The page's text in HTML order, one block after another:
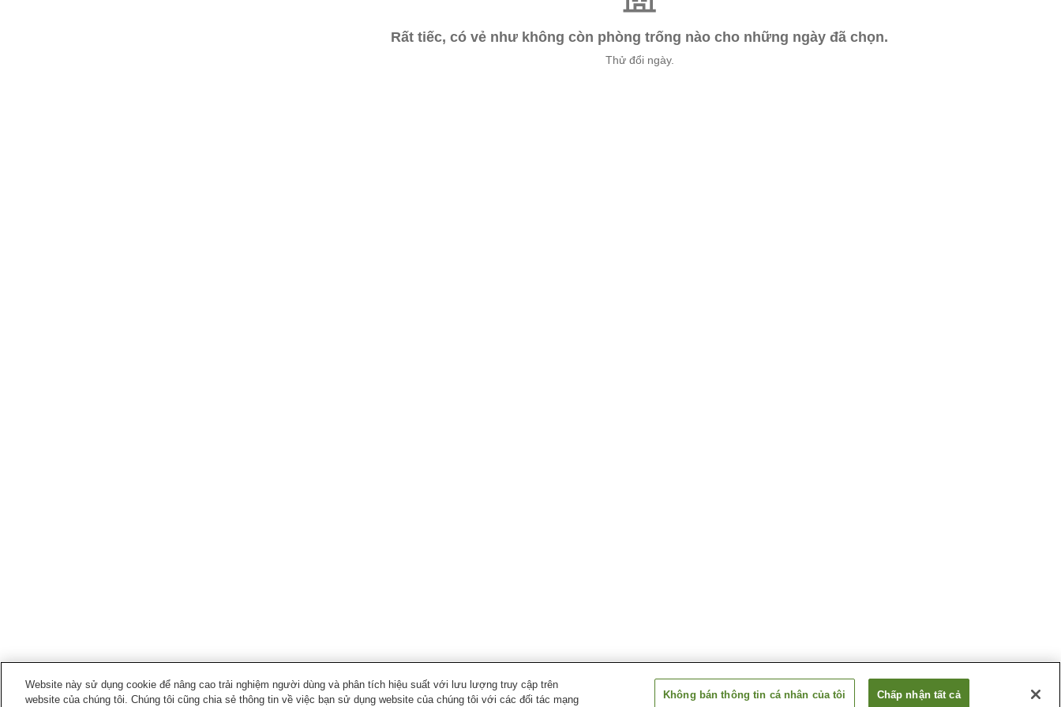
Rất tiếc, có vẻ như không còn phòng trống nào cho những ngày đã chọn.
Thử đổi ngày.
Website này sử dụng cookie để nâng cao trải nghiệm người dùng và phân tích hiệu suất với lưu lượng truy cập trên
website của chúng tôi. Chúng tôi cũng chia sẻ thông tin về việc bạn sử dụng website của chúng tôi với các đối tác mạng
Không bán thông tin cá nhân của tôi Chấp nhận tất cả